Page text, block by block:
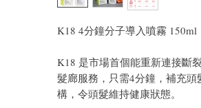
K18 4分鐘分子導入噴霧 150ml
K18 是市場首個能重新連接斷
髮廊服務，只需4分鐘，補充
構，令頭髮維持健康狀態。